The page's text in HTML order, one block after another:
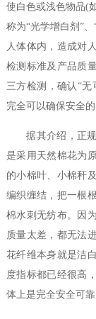
使白色或浅色物品(
称为“光学增白剂”
人体体内，造成对
检测标准及产品质
三方检测，确认“
完全可以确保安全的
据其介绍，正规
是采用天然棉花为
的小棉叶、小棉秆
编织缠结，把一根
棉水刺无纺布。因
质量太差，都无法
花纤维本身就是洁
度指标都已经很高
体上是完全安全可靠